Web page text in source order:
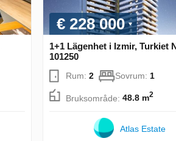
€ 228 000
1+1 Lägenhet i Izmir, Turkiet
101250
Rum:2 Sovrum: 1
Bruksområde:48.8 m2
Atlas Estate